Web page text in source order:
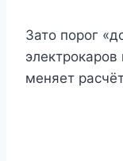
Зато порог
меняет